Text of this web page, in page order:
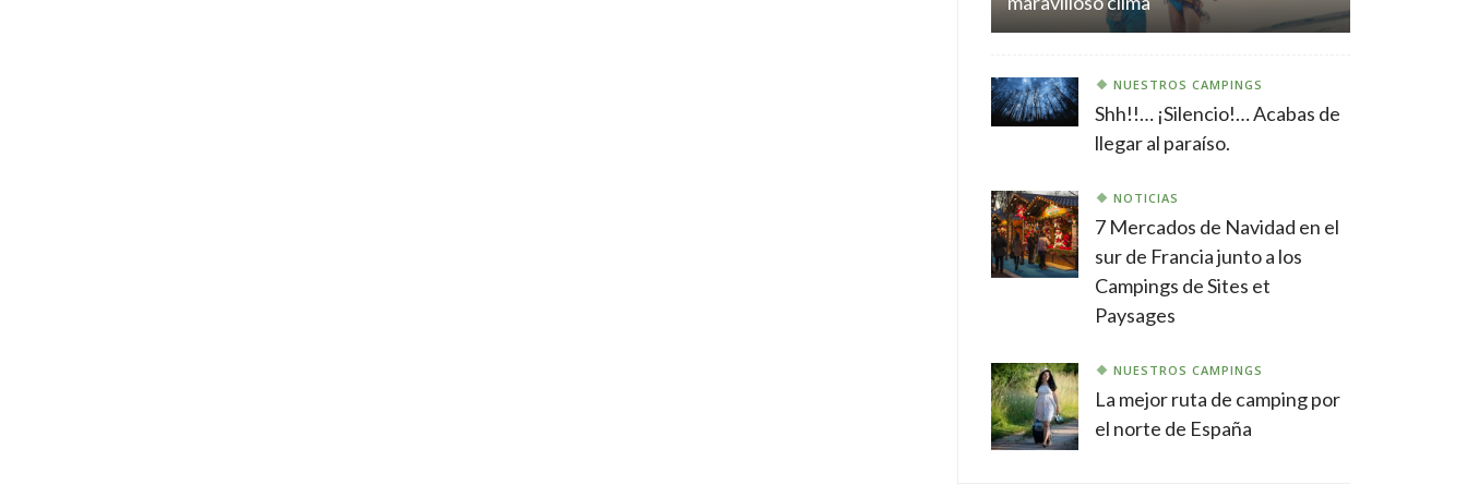
NUESTROS CAMPINGS
Shh!!… ¡Silencio!… Acabas de
llegar al paraíso.
NOTICIAS
7 Mercados de Navidad en el
sur de Francia junto a los
Campings de Sites et
Paysages
NUESTROS CAMPINGS
La mejor ruta de camping por
el norte de España